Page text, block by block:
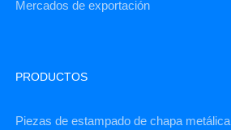
Mercados de exportación
PRODUCTOS
Piezas de estampado de chapa metálica